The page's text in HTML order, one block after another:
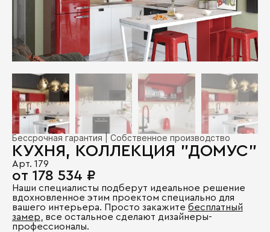
Бессрочная гарантия | Собственное производство
КУХНЯ, КОЛЛЕКЦИЯ "ДОМУС"
Арт. 179
от 178 534 ₽
Наши специалисты подберут идеальное решение
вдохновленное этим проектом специально для
вашего интерьера. Просто закажите бесплатный
замер , все остальное сделают дизайнеры-
профессионалы.